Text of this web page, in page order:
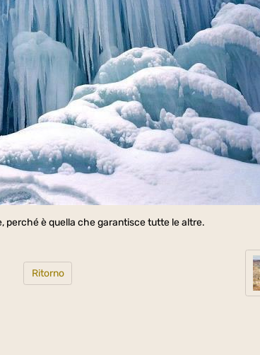
perché è quella che garantisce tutte le altre.
Ritorno